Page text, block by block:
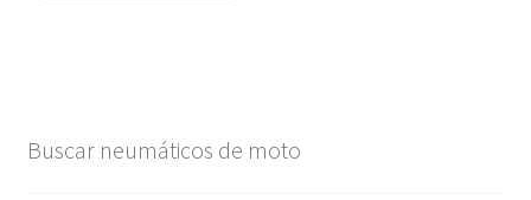
Buscar neumáticos de moto